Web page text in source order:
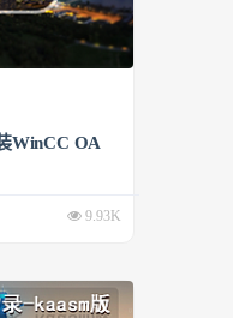
WinCC OA
9.93K